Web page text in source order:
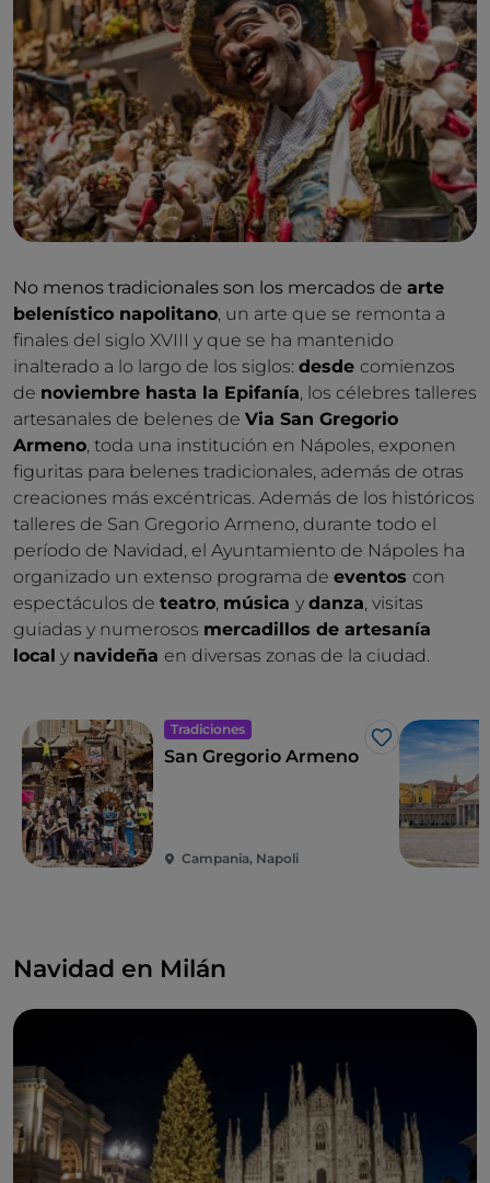
No menos tradicionales son los mercados de arte
belenístico napolitano , un arte que se remonta a
finales del siglo XVIII y que se ha mantenido
inalterado a lo largo de los siglos: desde comienzos
de noviembre hasta la Epifanía , los célebres talleres
artesanales de belenes de Via San Gregorio
Armeno , toda una institución en Nápoles, exponen
figuritas para belenes tradicionales, además de otras
creaciones más excéntricas. Además de los históricos
talleres de San Gregorio Armeno, durante todo el
período de Navidad, el Ayuntamiento de Nápoles ha
organizado un extenso programa de eventos con
espectáculos de teatro música y danza , visitas
guiadas y numerosos mercadillos de artesanía
local y navideña en diversas zonas de la ciudad.
Tradiciones
Me gusta
San Gregorio Armeno
Campania, Napoli
Navidad en Milán